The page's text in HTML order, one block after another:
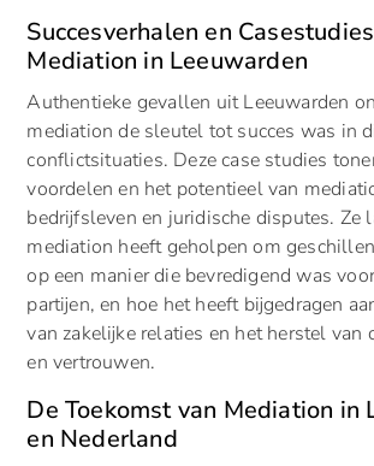
Succesverhalen en
Mediation in Leeuwarden
Authentieke gevallen uit Leeuwarden
mediation de sleutel tot succes was in
conflictsituaties. Deze case studies
voordelen en het potentieel van
bedrijfsleven en juridische disputes. Ze
mediation heeft geholpen om
op een manier die bevredigend was
partijen, en hoe het heeft bijgedragen
van zakelijke relaties en het herstel van
en vertrouwen.
De Toekomst van Mediation in
en Nederland